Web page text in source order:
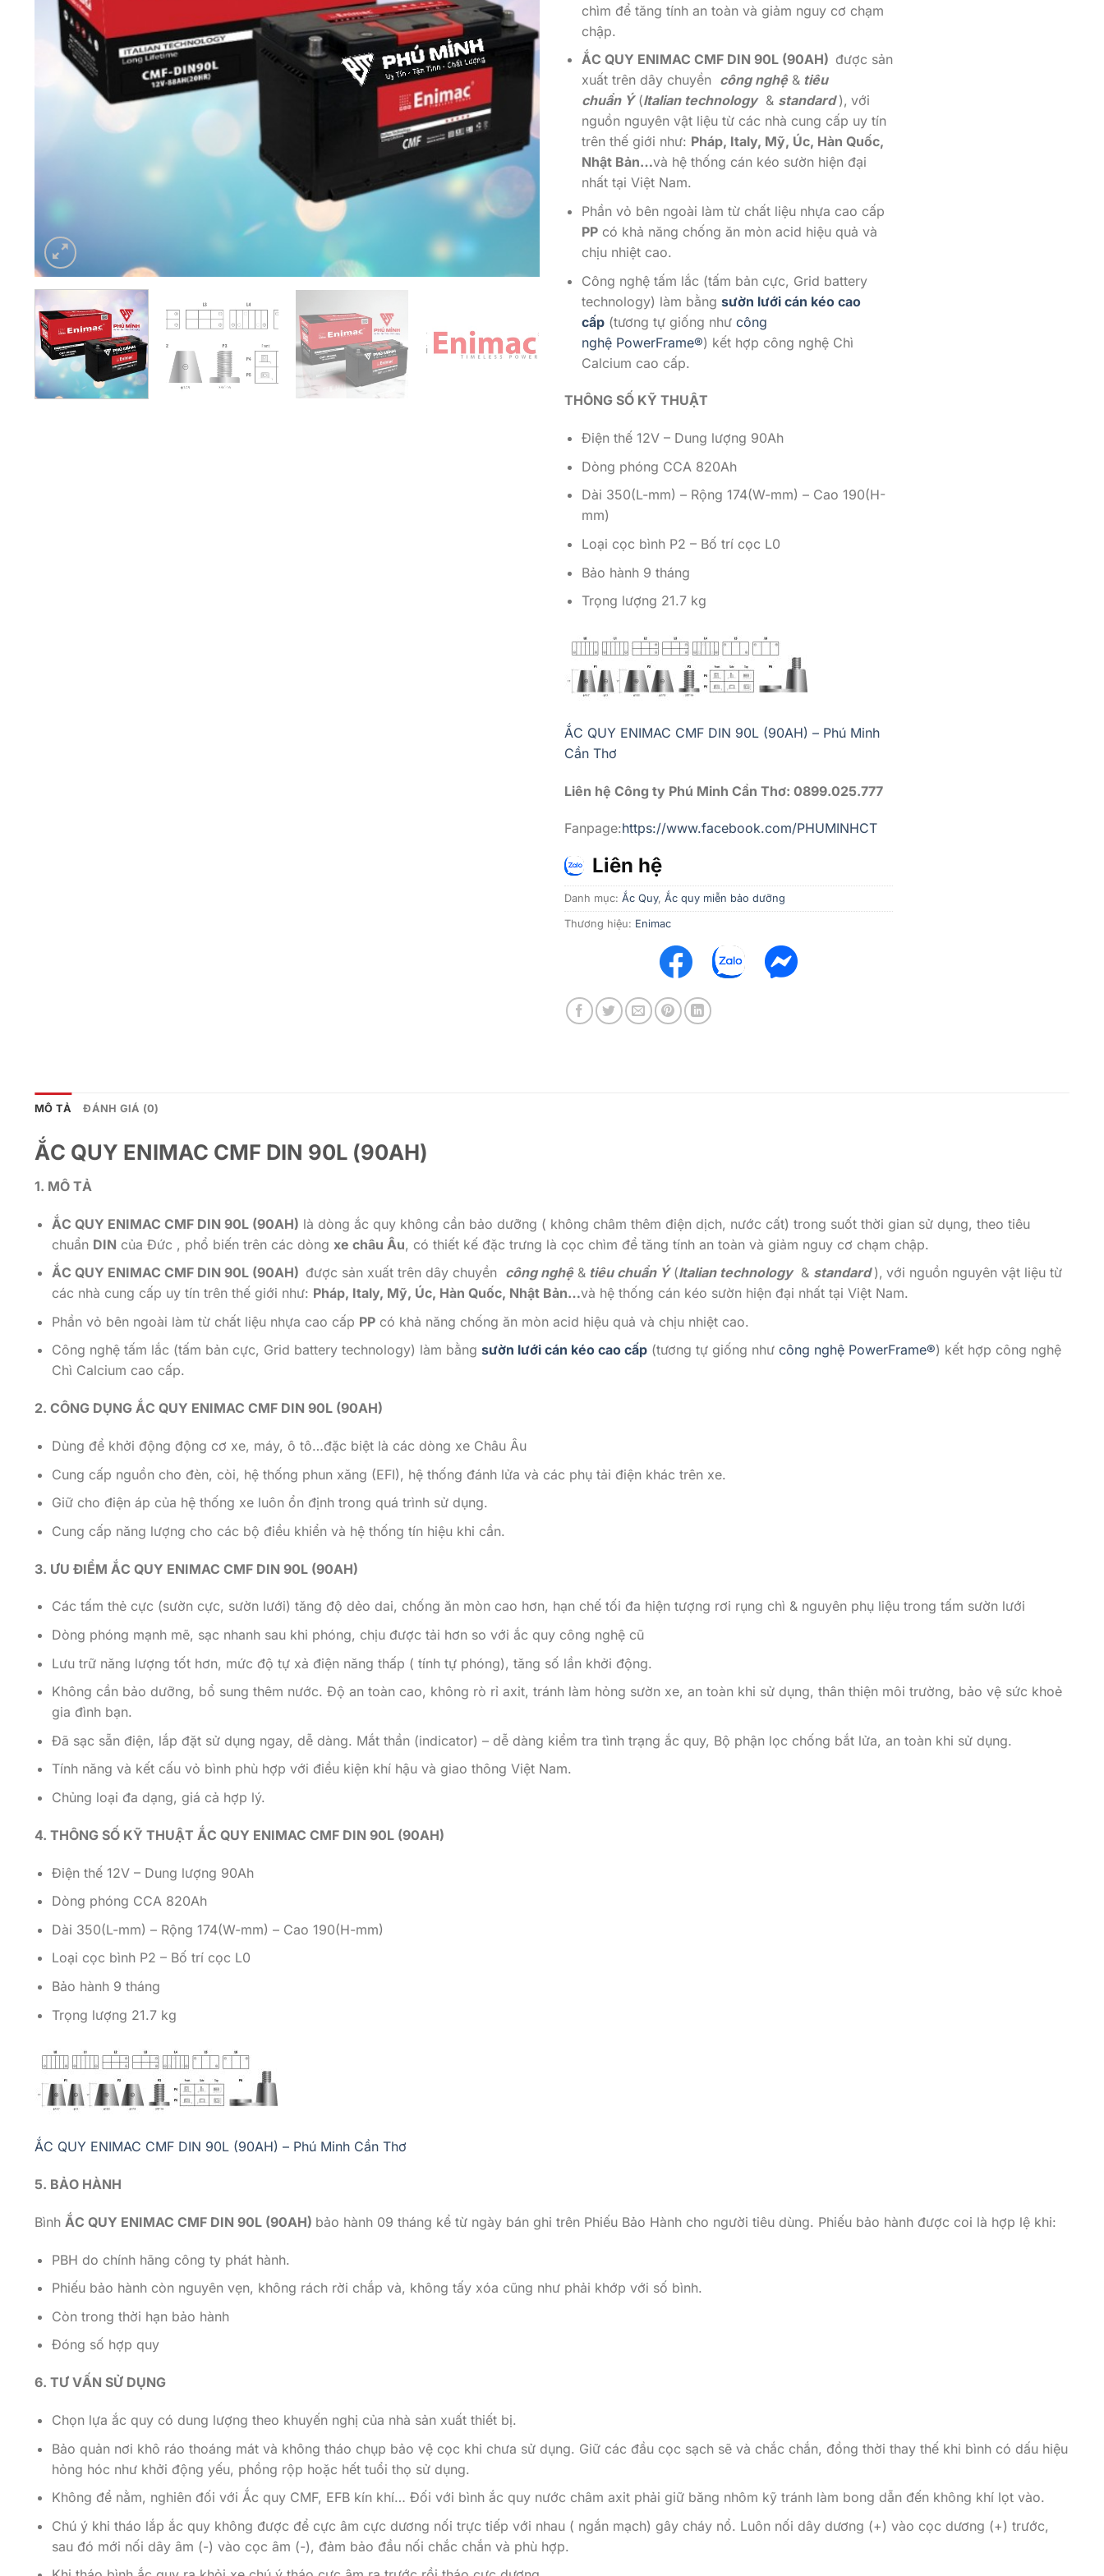
chìm để tăng tính an toàn và giảm nguy cơ chạm
chập.
ẮC QUY ENIMAC CMF DIN 90L (90AH) được sản
xuất trên dây chuyền công nghệ& tiêu
chuẩn Ý(Italian technology& standard), với
nguồn nguyên vật liệu từ các nhà cung cấp uy tín
trên thế giới như: Pháp, Italy, Mỹ, Úc, Hàn Quốc,
Nhật Bản…và hệ thống cán kéo sườn hiện đại
nhất tại Việt Nam.
Phần vỏ bên ngoài làm từ chất liệu nhựa cao cấp
PPcó khả năng chống ăn mòn acid hiệu quả và
chịu nhiệt cao.
Công nghệ tấm lắc (tấm bản cực, Grid battery
technology) làm bằng sườn lưới cán kéo cao
cấp(tương tự giống như công
nghệ PowerFrame®) kết hợp công nghệ Chì
Calcium cao cấp.
THÔNG SỐ KỸ THUẬT
Điện thế 12V – Dung lượng 90Ah
Dòng phóng CCA 820Ah
Dài 350(L-mm) – Rộng 174(W-mm) – Cao 190(H-
mm)
Loại cọc bình P2 – Bố trí cọc L0
Bảo hành 9 tháng
Trọng lượng 21.7 kg
ẮC QUY ENIMAC CMF DIN 90L (90AH) – Phú Minh
Cần Thơ
Liên hệ Công ty Phú Minh Cần Thơ: 0899.025.777
Fanpage:https://www.facebook.com/PHUMINHCT
Liên hệ
Danh mục: Ắc Quy, Ắc quy miễn bảo dưỡng
Thương hiệu: Enimac
MÔ TẢ ĐÁNH GIÁ (0)
ẮC QUY ENIMAC CMF DIN 90L (90AH)
1. MÔ TẢ
ẮC QUY ENIMAC CMF DIN 90L (90AH) là dòng ắc quy không cần bảo dưỡng ( không châm thêm điện dịch, nước cất) trong suốt thời gian sử dụng, theo tiêu
chuẩn DIN của Đức , phổ biến trên các dòng xe châu Âu, có thiết kế đặc trưng là cọc chìm để tăng tính an toàn và giảm nguy cơ chạm chập.
ẮC QUY ENIMAC CMF DIN 90L (90AH) được sản xuất trên dây chuyền công nghệ& tiêu chuẩn Ý(Italian technology& standard), với nguồn nguyên vật liệu từ
các nhà cung cấp uy tín trên thế giới như: Pháp, Italy, Mỹ, Úc, Hàn Quốc, Nhật Bản…và hệ thống cán kéo sườn hiện đại nhất tại Việt Nam.
Phần vỏ bên ngoài làm từ chất liệu nhựa cao cấp PPcó khả năng chống ăn mòn acid hiệu quả và chịu nhiệt cao.
Công nghệ tấm lắc (tấm bản cực, Grid battery technology) làm bằng sườn lưới cán kéo cao cấp(tương tự giống như công nghệ PowerFrame®) kết hợp công nghệ
Chì Calcium cao cấp.
2. CÔNG DỤNG ẮC QUY ENIMAC CMF DIN 90L (90AH)
Dùng để khởi động động cơ xe, máy, ô tô…đặc biệt là các dòng xe Châu Âu
Cung cấp nguồn cho đèn, còi, hệ thống phun xăng (EFI), hệ thống đánh lửa và các phụ tải điện khác trên xe.
Giữ cho điện áp của hệ thống xe luôn ổn định trong quá trình sử dụng.
Cung cấp năng lượng cho các bộ điều khiển và hệ thống tín hiệu khi cần.
3. ƯU ĐIỂM ẮC QUY ENIMAC CMF DIN 90L (90AH)
Các tấm thẻ cực (sườn cực, sườn lưới) tăng độ dẻo dai, chống ăn mòn cao hơn, hạn chế tối đa hiện tượng rơi rụng chì & nguyên phụ liệu trong tấm sườn lưới
Dòng phóng mạnh mẽ, sạc nhanh sau khi phóng, chịu được tải hơn so với ắc quy công nghệ cũ
Lưu trữ năng lượng tốt hơn, mức độ tự xả điện năng thấp ( tính tự phóng), tăng số lần khởi động.
Không cần bảo dưỡng, bổ sung thêm nước. Độ an toàn cao, không rò rỉ axit, tránh làm hỏng sườn xe, an toàn khi sử dụng, thân thiện môi trường, bảo vệ sức khoẻ
gia đình bạn.
Đã sạc sẵn điện, lắp đặt sử dụng ngay, dễ dàng. Mắt thần (indicator) – dễ dàng kiểm tra tình trạng ắc quy, Bộ phận lọc chống bắt lửa, an toàn khi sử dụng.
Tính năng và kết cấu vỏ bình phù hợp với điều kiện khí hậu và giao thông Việt Nam.
Chủng loại đa dạng, giá cả hợp lý.
4. THÔNG SỐ KỸ THUẬT ẮC QUY ENIMAC CMF DIN 90L (90AH)
Điện thế 12V – Dung lượng 90Ah
Dòng phóng CCA 820Ah
Dài 350(L-mm) – Rộng 174(W-mm) – Cao 190(H-mm)
Loại cọc bình P2 – Bố trí cọc L0
Bảo hành 9 tháng
Trọng lượng 21.7 kg
ẮC QUY ENIMAC CMF DIN 90L (90AH) – Phú Minh Cần Thơ
5. BẢO HÀNH
Bình ẮC QUY ENIMAC CMF DIN 90L (90AH) bảo hành 09 tháng kể từ ngày bán ghi trên Phiếu Bảo Hành cho người tiêu dùng. Phiếu bảo hành được coi là hợp lệ khi:
PBH do chính hãng công ty phát hành.
Phiếu bảo hành còn nguyên vẹn, không rách rời chắp và, không tấy xóa cũng như phải khớp với số bình.
Còn trong thời hạn bảo hành
Đóng số hợp quy
6. TƯ VẤN SỬ DỤNG
Chọn lựa ắc quy có dung lượng theo khuyến nghị của nhà sản xuất thiết bị.
Bảo quản nơi khô ráo thoáng mát và không tháo chụp bảo vệ cọc khi chưa sử dụng. Giữ các đầu cọc sạch sẽ và chắc chắn, đồng thời thay thế khi bình có dấu hiệu
hỏng hóc như khởi động yếu, phồng rộp hoặc hết tuổi thọ sử dụng.
Không để nằm, nghiên đối với Ắc quy CMF, EFB kín khí… Đối với bình ắc quy nước châm axit phải giữ băng nhôm kỹ tránh làm bong dẫn đến không khí lọt vào.
Chú ý khi tháo lắp ắc quy không được để cực âm cực dương nối trực tiếp với nhau ( ngắn mạch) gây cháy nổ. Luôn nối dây dương (+) vào cọc dương (+) trước,
sau đó mới nối dây âm (-) vào cọc âm (-), đảm bảo đầu nối chắc chắn và phù hợp.